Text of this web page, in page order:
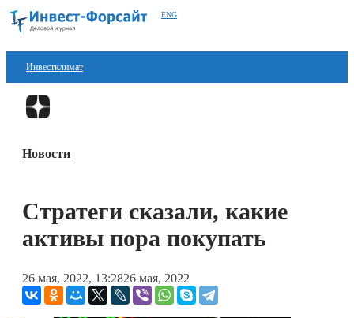
ENG
Инвестклимат
Финансы
Блокчейн
Технологии
Книги
Новости
Стратеги сказали, какие
активы пора покупать
26 мая, 2022, 13:2826 мая, 2022